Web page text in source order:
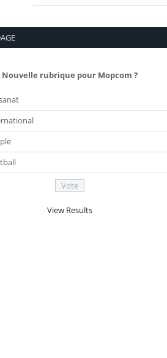
Nouvelle rubrique pour Mopcom ?
View Results